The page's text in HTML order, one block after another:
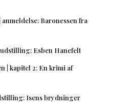
Baronessen fra
Esben Hanefelt
| kapitel 2: En krimi af
Isens brydninger